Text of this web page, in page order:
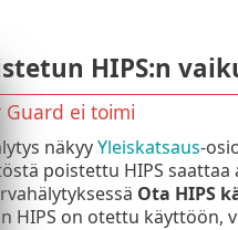
HIPS:n
Guard ei toimi
näkyyYleiskatsaus-
poistettu HIPS
Ota HIPS
HIPS on otettu käyttöön,